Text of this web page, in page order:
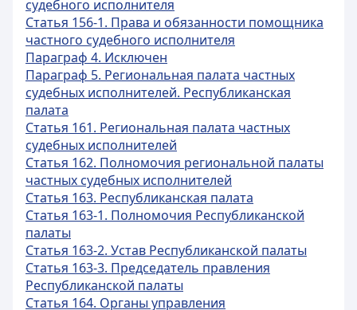
судебного исполнителя
Статья 156-1. Права и обязанности помощника
частного судебного исполнителя
Параграф 4. Исключен
Параграф 5. Региональная палата частных
судебных исполнителей. Республиканская
палата
Статья 161. Региональная палата частных
судебных исполнителей
Статья 162. Полномочия региональной палаты
частных судебных исполнителей
Статья 163. Республиканская палата
Статья 163-1. Полномочия Республиканской
палаты
Статья 163-2. Устав Республиканской палаты
Статья 163-3. Председатель правления
Республиканской палаты
Статья 164. Органы управления